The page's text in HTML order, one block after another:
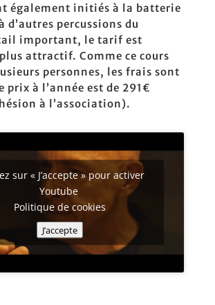
également initiés à la batterie
d’autres percussions du
important, le tarif est
attractif. Comme ce cours
personnes, les frais sont
prix à l’année est de 291€
à l’association).
sur « J’accepte » pour activer
Youtube
Politique de cookies
J’accepte